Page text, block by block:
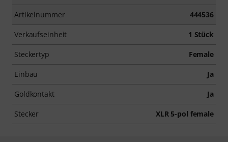
Artikelnummer 444536
Verkaufseinheit 1 Stück
Steckertyp Female
Einbau Ja
Goldkontakt Ja
Stecker XLR 5-pol female